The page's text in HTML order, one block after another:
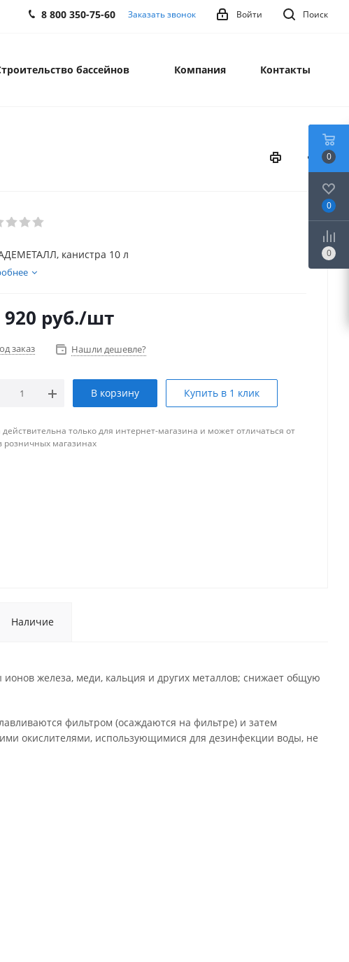
Поиск
Войти
8 800 350-75-60 Заказать звонок
бассейнов Компания Контакты
канистра 10 л
920 руб./шт
заказ Нашли дешевле?
В корзину Купить в 1 клик
только для интернет-магазина и может отличаться от
розничных магазинах
Наличие
железа, меди, кальция и других металлов; снижает общую
фильтром (осаждаются на фильтре) и затем
окислителями, использующимися для дезинфекции воды, не
0
0
0